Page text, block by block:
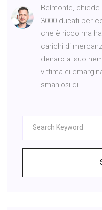
Belmonte,
3000 ducati per
che è ricco ma
carichi di
denaro al suo
vittima di
smaniosi di